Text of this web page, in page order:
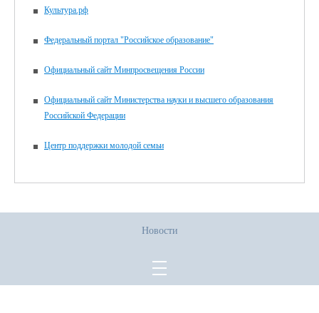
Культура.рф
Федеральный портал "Российское образование"
Официальный сайт Минпросвещения России
Официальный сайт Министерства науки и высшего образования
Российской Федерации
Центр поддержки молодой семьи
Новости